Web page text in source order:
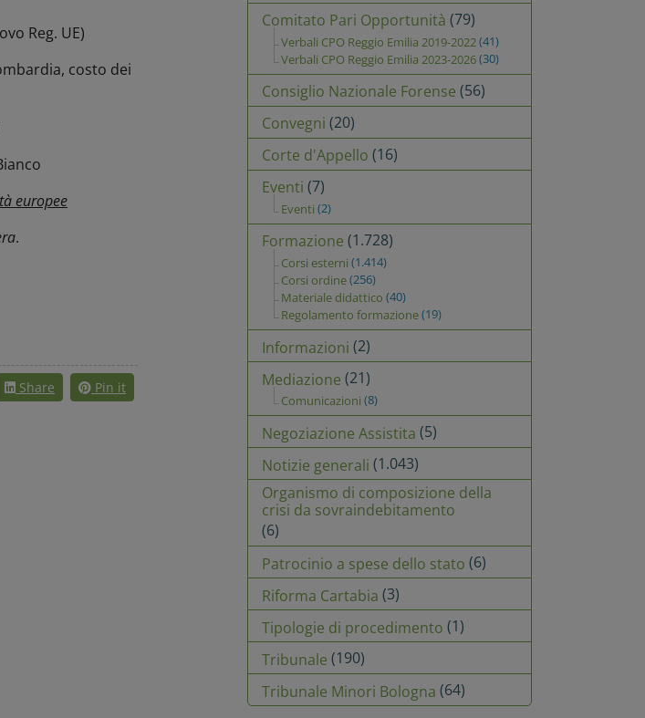
Reg. UE)
costo dei
europee
.
Share Pin it
Comitato Pari Opportunità (79)
Verbali CPO Reggio Emilia 2019-2022(41)
Verbali CPO Reggio Emilia 2023-2026(30)
Consiglio Nazionale Forense (56)
Convegni (20)
Corte d'Appello (16)
Eventi (7)
Eventi (2)
Formazione (1.728)
Corsi esterni (1.414)
Corsi ordine(256)
Materiale didattico (40)
Regolamento formazione(19)
Informazioni (2)
Mediazione (21)
Comunicazioni (8)
Negoziazione Assistita (5)
Notizie generali (1.043)
Organismo di composizione della
crisi da sovraindebitamento
(6)
Patrocinio a spese dello stato (6)
Riforma Cartabia (3)
Tipologie di procedimento (1)
Tribunale (190)
Tribunale Minori Bologna (64)